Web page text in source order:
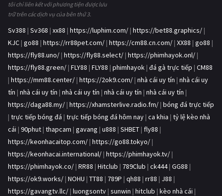
tôi chỉ liên kết với phương tiện được lưu
trữ trên các dịch vụ của bên thứ 3.
Sv388 | Sv368 | xx88 | https://luphim.com/ | https://bet88.graphics/ |
KJC | go88 | https://rr88pet.com/ | https://cm88.cn.com/ | XX88 | go88 |
https://fly88.uno/ | https://fly88.select/ | https://phimhayok.onl/ |
https://fly88.green/ | FLY88 | FLY88 | phimhayok | đá gà trực tiếp | CM88
| https://mm88.center/ | https://2ok9.com/ | nhà cái uy tín | nhà cái uy
tín | nhà cái uy tín | nhà cái uy tín | nhà cái uy tín | nhà cái uy tín |
https://daga88.my/ | https://xhamsterlive.radio.fm/ | bóng đá trực tiếp
| trực tiếp bóng đá | trực tiếp bóng đá hôm nay | ca khia | tỷ lệ kèo nhà
cái | 90phut | thapcam | gavang | u888 | SHBET | fly88 |
https://keonhacaitop.com/ | https://go88.tokyo/ |
https://keonhacai.international/ | https://phimhayok.tv/ |
https://phimhayok.co/ | RR88 | Hitclub | 789Club | ck444| GG88 |
https://ok9.works/ | NOHU | TT88 | 789P | qh88 | rr88 | J88 |
https://gavangtv.llc/ | luongsontv | sunwin | hitclub | kèo nhà cái |